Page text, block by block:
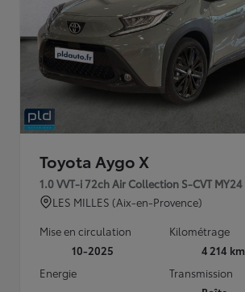
Toyota Aygo X
1.0 VVT-i 72ch Air Collection S-CVT MY24
LES MILLES (Aix-en-Provence)
Mise en circulation
10-2025
Kilométrage
4 214 km
Energie
Transmission